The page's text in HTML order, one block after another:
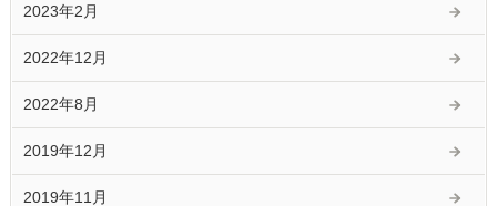
2023年2月
2022年12月
2022年8月
2019年12月
2019年11月